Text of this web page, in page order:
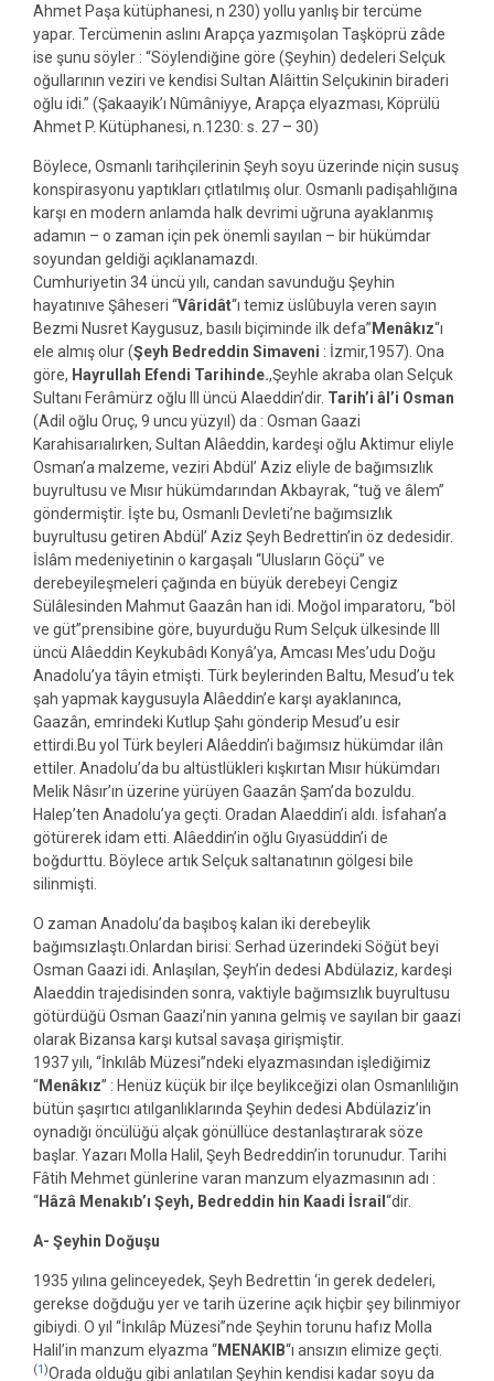
Ahmet Paşa kütüphanesi, n 230) yollu yanlış bir tercüme
yapar. Tercümenin aslını Arapça yazmışolan Taşköprü zâde
ise şunu söyler : “Söylendiğine göre (Şeyhin) dedeleri Selçuk
oğullarının veziri ve kendisi Sultan Alâittin Selçukinin biraderi
oğlu idi.” (Şakaayik’ı Nûmâniyye, Arapça elyazması, Köprülü
Ahmet P. Kütüphanesi, n.1230: s. 27 – 30)
Böylece, Osmanlı tarihçilerinin Şeyh soyu üzerinde niçin susuş
konspirasyonu yaptıkları çıtlatılmış olur. Osmanlı padişahlığına
karşı en modern anlamda halk devrimi uğruna ayaklanmış
adamın – o zaman için pek önemli sayılan – bir hükümdar
soyundan geldiği açıklanamazdı.
Cumhuriyetin 34 üncü yılı, candan savunduğu Şeyhin
hayatınıve Şâheseri “Vâridât“ı temiz üslûbuyla veren sayın
Bezmi Nusret Kaygusuz, basılı biçiminde ilk defa” Menâkız“ı
ele almış olur (Şeyh Bedreddin Simaveni : İzmir,1957). Ona
göre, Hayrullah Efendi Tarihinde.,Şeyhle akraba olan Selçuk
Sultanı Ferâmürz oğlu III üncü Alaeddin’dir. Tarih’i âl’i Osman
(Adil oğlu Oruç, 9 uncu yüzyıl) da : Osman Gaazi
Karahisarıalırken, Sultan Alâeddin, kardeşi oğlu Aktimur eliyle
Osman’a malzeme, veziri Abdül’ Aziz eliyle de bağımsızlık
buyrultusu ve Mısır hükümdarından Akbayrak, “tuğ ve âlem”
göndermiştir. İşte bu, Osmanlı Devleti’ne bağımsızlık
buyrultusu getiren Abdül’ Aziz Şeyh Bedrettin’in öz dedesidir.
İslâm medeniyetinin o kargaşalı “Ulusların Göçü” ve
derebeyileşmeleri çağında en büyük derebeyi Cengiz
Sülâlesinden Mahmut Gaazân han idi. Moğol imparatoru, “böl
ve güt”prensibine göre, buyurduğu Rum Selçuk ülkesinde III
üncü Alâeddin Keykubâdı Konyâ’ya, Amcası Mes’udu Doğu
Anadolu’ya tâyin etmişti. Türk beylerinden Baltu, Mesud’u tek
şah yapmak kaygusuyla Alâeddin’e karşı ayaklanınca,
Gaazân, emrindeki Kutlup Şahı gönderip Mesud’u esir
ettirdi.Bu yol Türk beyleri Alâeddin’i bağımsız hükümdar ilân
ettiler. Anadolu’da bu altüstlükleri kışkırtan Mısır hükümdarı
Melik Nâsır’ın üzerine yürüyen Gaazân Şam’da bozuldu.
Halep’ten Anadolu’ya geçti. Oradan Alaeddin’i aldı. İsfahan’a
götürerek idam etti. Alâeddin’in oğlu Gıyasüddin’i de
boğdurttu. Böylece artık Selçuk saltanatının gölgesi bile
silinmişti.
O zaman Anadolu’da başıboş kalan iki derebeylik
bağımsızlaştı.Onlardan birisi: Serhad üzerindeki Söğüt beyi
Osman Gaazi idi. Anlaşılan, Şeyh’in dedesi Abdülaziz, kardeşi
Alaeddin trajedisinden sonra, vaktiyle bağımsızlık buyrultusu
götürdüğü Osman Gaazi’nin yanına gelmiş ve sayılan bir gaazi
olarak Bizansa karşı kutsal savaşa girişmiştir.
1937 yılı, “İnkılâb Müzesi”ndeki elyazmasından işlediğimiz
“Menâkız” : Henüz küçük bir ilçe beylikceğizi olan Osmanlılığın
bütün şaşırtıcı atılganlıklarında Şeyhin dedesi Abdülaziz’in
oynadığı öncülüğü alçak gönüllüce destanlaştırarak söze
başlar. Yazarı Molla Halil, Şeyh Bedreddin’in torunudur. Tarihi
Fâtih Mehmet günlerine varan manzum elyazmasının adı :
“Hâzâ Menakıb’ı Şeyh, Bedreddin hin Kaadi İsrail “dir.
A- Şeyhin Doğuşu
1935 yılına gelinceyedek, Şeyh Bedrettin ‘in gerek dedeleri,
gerekse doğduğu yer ve tarih üzerine açık hiçbir şey bilinmiyor
gibiydi. O yıl “İnkılâp Müzesi”nde Şeyhin torunu hafız Molla
Halil’in manzum elyazma “MENAKIB“ı ansızın elimize geçti.
(1)Orada olduğu gibi anlatılan Şeyhin kendisi kadar soyu da